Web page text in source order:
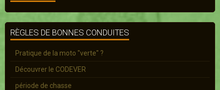
RÈGLES DE BONNES CONDUITES
Pratique de la moto "verte" ?
Découvrer le CODEVER
période de chasse